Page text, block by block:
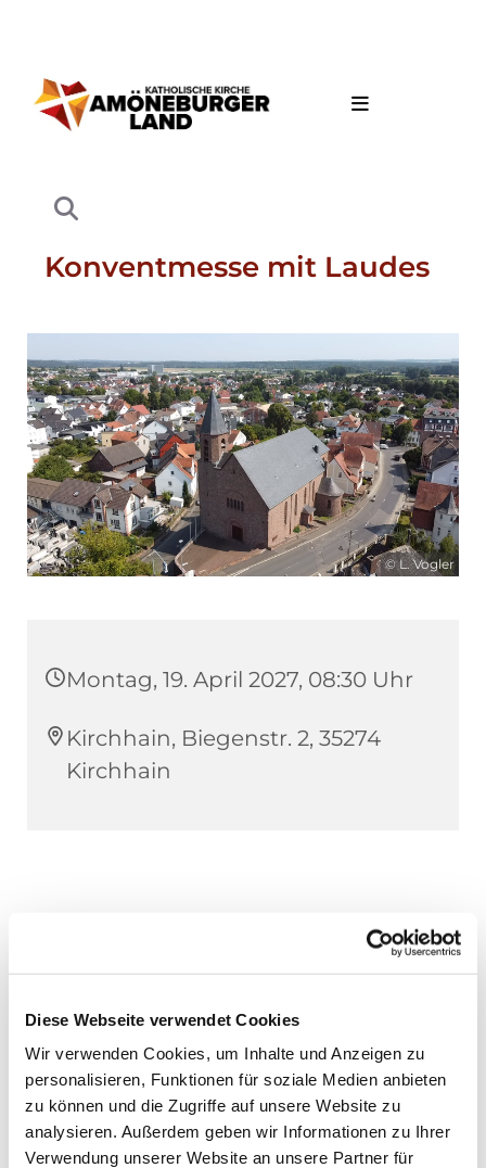
Diese Webseite verwendet Cookies
Wir verwenden Cookies, um Inhalte und Anzeigen zu
personalisieren, Funktionen für soziale Medien anbieten
zu können und die Zugriffe auf unsere Website zu
analysieren. Außerdem geben wir Informationen zu Ihrer
Verwendung unserer Website an unsere Partner für
Konventmesse mit Laudes
© L. Vogler
Montag, 19. April 2027, 08:30 Uhr
Kirchhain, Biegenstr. 2, 35274
Kirchhain